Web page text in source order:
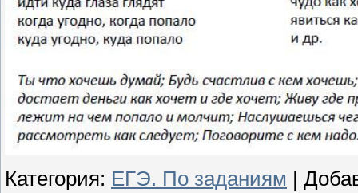
Категория: ЕГЭ. По заданиям